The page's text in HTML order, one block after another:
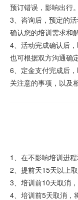
预订错误，影响出行
3、咨询后，预定的
确认您的培训需求和
4、活动完成确认后
也可根据双方沟通确
6、定金支付完成后
关注意的事项，以及
1、在不影响培训进
2、提前天15天以上
3、培训前10天取消
4、培训前5天取消，